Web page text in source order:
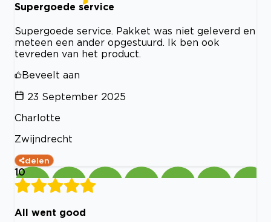
Supergoede service
Supergoede service. Pakket was niet geleverd en
meteen een ander opgestuurd. Ik ben ook
tevreden van het product.
Beveelt aan
23 September 2025
Charlotte
Zwijndrecht
delen
10
All went good